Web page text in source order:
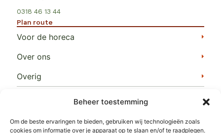
Beheer toestemming
Om de beste ervaringen te bieden, gebruiken wij technologieën zoals
cookies om informatie over je apparaat op te slaan en/of te raadplegen.
0318 46 13 44
Plan route
Voor de horeca
Over ons
Overig